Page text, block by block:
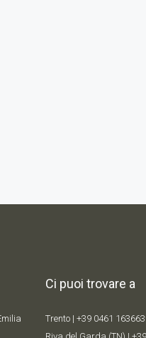
Ci puoi trovare a
Trento | +39 0461